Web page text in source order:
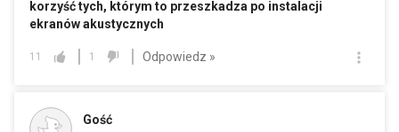
korzyść tych, którym to przeszkadza po instalacji
ekranów akustycznych
11 1 Odpowiedz »
Gość